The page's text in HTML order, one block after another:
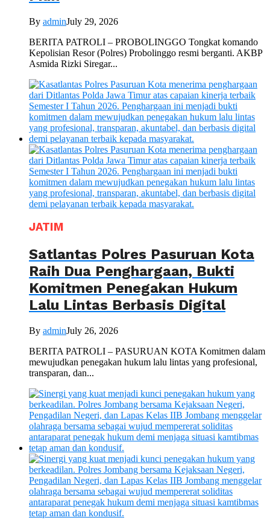
By adminJuly 29, 2026
BERITA PATROLI – PROBOLINGGO Tongkat komando
Kepolisian Resor (Polres) Probolinggo resmi berganti. AKBP
Asmida Rizki Siregar...
JATIM
Satlantas Polres Pasuruan Kota
Raih Dua Penghargaan, Bukti
Komitmen Penegakan Hukum
Lalu Lintas Berbasis Digital
By adminJuly 26, 2026
BERITA PATROLI – PASURUAN KOTA Komitmen dalam
mewujudkan penegakan hukum lalu lintas yang profesional,
transparan, dan...